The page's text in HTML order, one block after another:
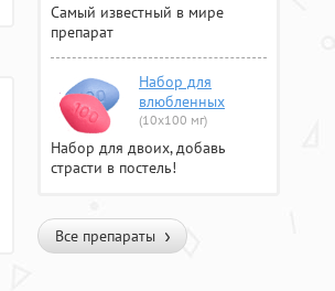
Самый известный в мире
препарат
Набор для
влюбленных
(10х100 мг)
Набор для двоих, добавь
страсти в постель!
Все препараты